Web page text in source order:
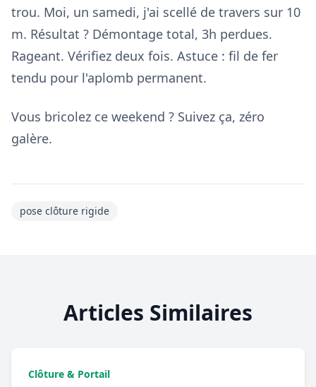
trou. Moi, un samedi, j'ai scellé de travers sur 10
m. Résultat ? Démontage total, 3h perdues.
Rageant. Vérifiez deux fois. Astuce : fil de fer
tendu pour l'aplomb permanent.
Vous bricolez ce weekend ? Suivez ça, zéro
galère.
pose clôture rigide
Articles Similaires
Clôture & Portail